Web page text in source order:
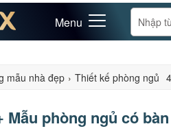
Menu
mẫu nhà đẹp › Thiết kế phòng ngủ
Mẫu phòng ngủ có